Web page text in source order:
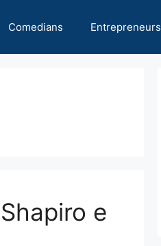
Comedians Entrepreneurs
e